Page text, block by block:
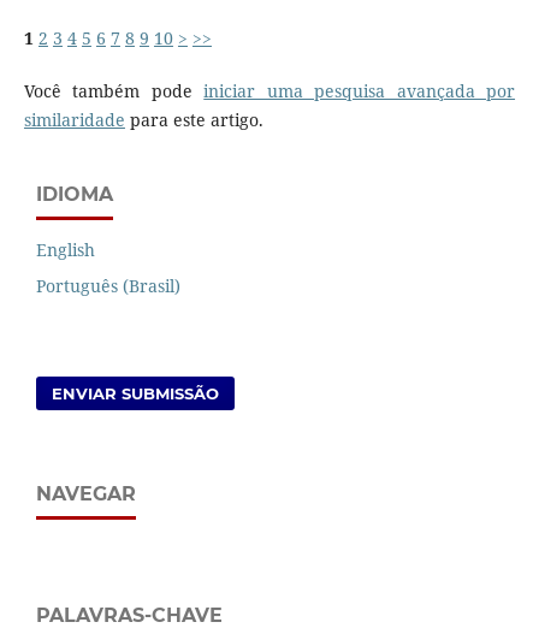
1 2 3 4 5 6 7 8 9 10 > >>
Você também podeiniciar uma pesquisa avançada por
similaridade para este artigo.
IDIOMA
English
Português (Brasil)
ENVIAR SUBMISSÃO
NAVEGAR
PALAVRAS-CHAVE